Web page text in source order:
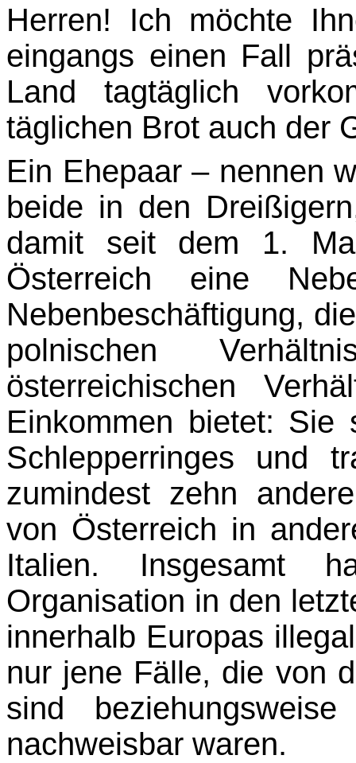
Herren! Ich möchte
eingangs einen Fall
Land tagtäglich
täglichen Brot auch der
Ein Ehepaar – nennen
beide in den
damit seit dem 1.
Österreich eine
Nebenbeschäftigung,
polnischen
österreichischen
Einkommen bietet: Sie
Schlepperringes und
zumindest zehn
von Ös­terreich in
Italien. Insgesamt
Organisation in den
innerhalb Europas
nur jene Fälle, die von
sind
nachweisbar waren.